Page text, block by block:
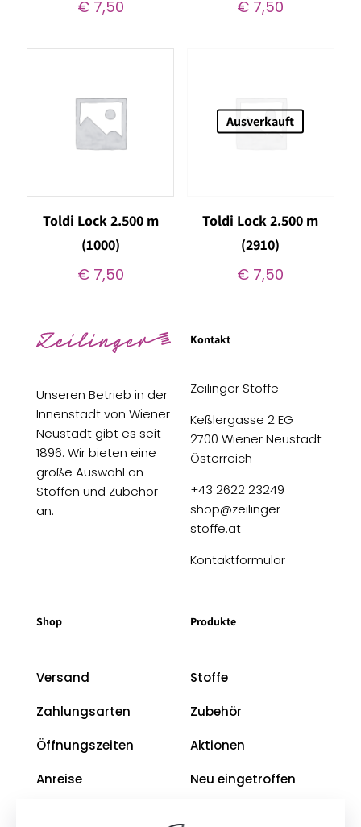
€7,50 € 7,50
Toldi Lock 2.500 m
(1000)
€7,50
Ausverkauft
Toldi Lock 2.500 m
(2910)
€ 7,50
Unseren Betrieb in der
Innenstadt von Wiener
Neustadt gibt es seit
1896. Wir bieten eine
große Auswahl an
Stoffen und Zubehör
an.
Kontakt
Zeilinger Stoffe
Keßlergasse 2 EG
2700 Wiener Neustadt
Österreich
+43 2622 23249
shop@zeilinger-
stoffe.at
Kontaktformular
Shop
Versand
Zahlungsarten
Öffnungszeiten
Anreise
Produkte
Stoffe
Zubehör
Aktionen
Neu eingetroffen